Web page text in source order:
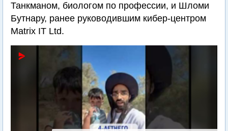
Танкманом, биологом по профессии, и Шломи
Бутнару, ранее руководившим кибер-центром
Matrix IT Ltd.